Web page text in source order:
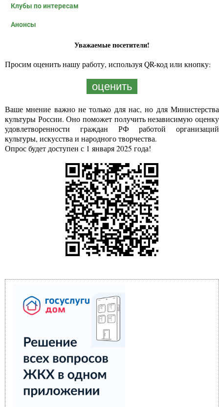
Клубы по интересам
Анонсы
Уважаемые посетители!
Просим оценить нашу работу, используя QR-код или кнопку:
оценить
Ваше мнение важно не только для нас, но для Министерства
культуры России. Оно поможет получить независимую оценку
удовлетворенности граждан РФ работой организаций
культуры, искусства и народного творчества.
Опрос будет доступен с 1 января 2025 года!